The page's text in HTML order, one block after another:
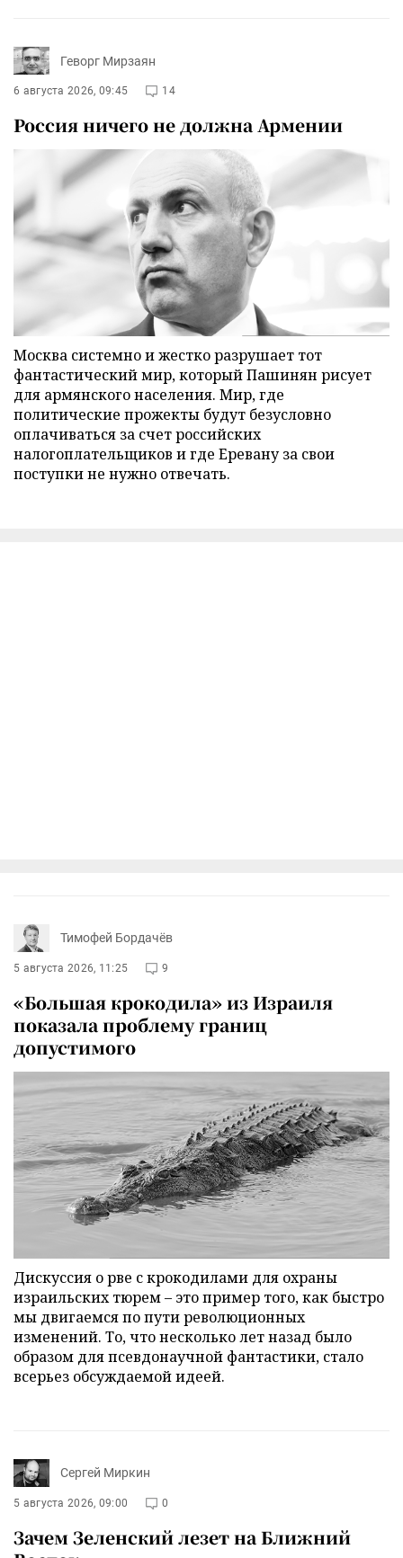
Геворг Мирзаян
6 августа 2026, 09:45 14
Россия ничего не должна Армении
Москва системно и жестко разрушает тот
фантастический мир, который Пашинян рисует
для армянского населения. Мир, где
политические прожекты будут безусловно
оплачиваться за счет российских
налогоплательщиков и где Еревану за свои
поступки не нужно отвечать.
Тимофей Бордачёв
5 августа 2026, 11:25 9
«Большая крокодила» из Израиля
показала проблему границ
допустимого
Дискуссия о рве с крокодилами для охраны
израильских тюрем – это пример того, как быстро
мы двигаемся по пути революционных
изменений. То, что несколько лет назад было
образом для псевдонаучной фантастики, стало
всерьез обсуждаемой идеей.
Сергей Миркин
5 августа 2026, 09:00 0
Зачем Зеленский лезет на Ближний